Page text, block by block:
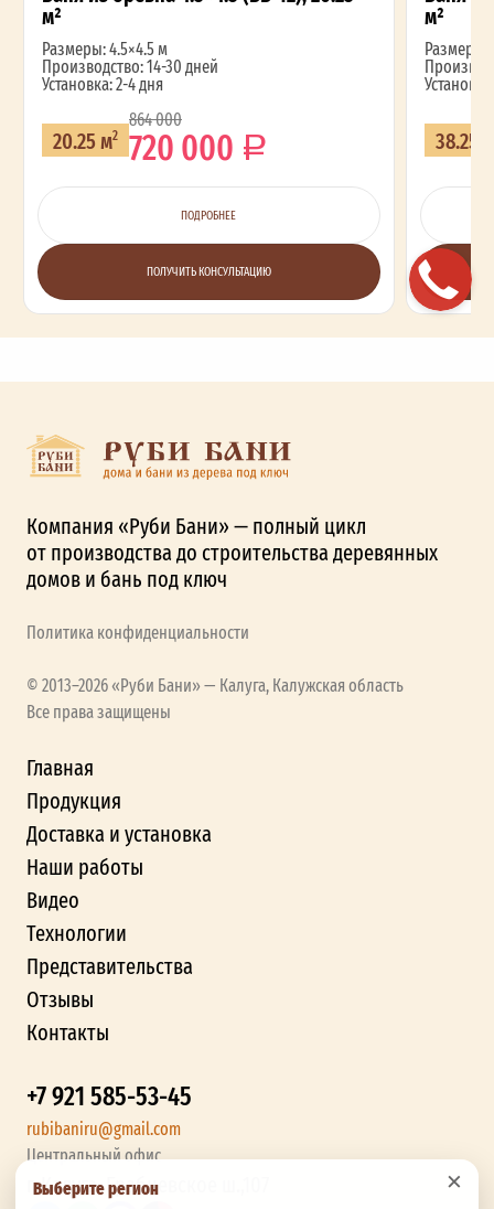
×
Выберите регион
м²
Размеры: 4.5×4.5 м
Производство: 14-30 дней
Установка: 2-4 дня
20.25 м2
864 000
720 000
ПОДРОБНЕЕ
ПОЛУЧИТЬ КОНСУЛЬТАЦИЮ
м²
Размеры:
38.25 м
Компания «Руби Бани» — полный цикл
от производства до строительства деревянных
домов и бань под ключ
Политика конфиденциальности
© 2013–2026 «Руби Бани» — Калуга, Калужская область
Все права защищены
Главная
Продукция
Доставка и установка
Наши работы
Видео
Технологии
Представительства
Отзывы
Контакты
+7 921 585-53-45
rubibaniru@gmail.com
Центральный офис
г. Калуга, Грабцевское ш.,107